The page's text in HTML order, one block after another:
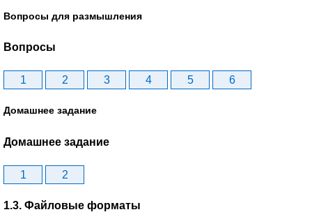
Вопросы для размышления
Вопросы
1 2 3 4 5 6
Домашнее задание
Домашнее задание
1 2
1.3. Файловые форматы